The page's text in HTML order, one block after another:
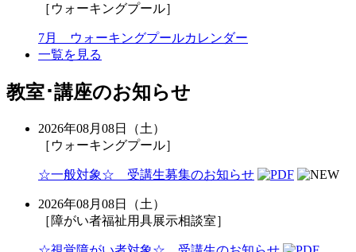
［ウォーキングプール］
7月 ウォーキングプールカレンダー
一覧を見る
教室･講座のお知らせ
2026年08月08日（土）
［ウォーキングプール］
☆一般対象☆ 受講生募集のお知らせ
2026年08月08日（土）
［障がい者福祉用具展示相談室］